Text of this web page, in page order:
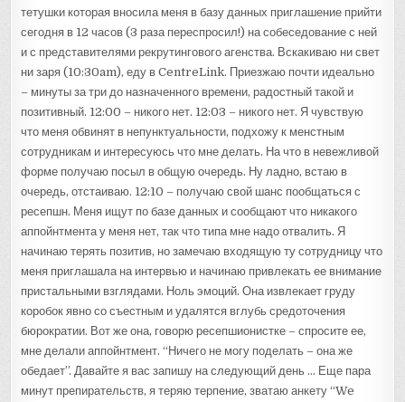
тетушки которая вносила меня в базу данных приглашение прийти
сегодня в 12 часов (3 раза переспросил!) на собеседование с ней
и с представителями рекрутингового агенства. Вскакиваю ни свет
ни заря (10:30am), еду в CentreLink. Приезжаю почти идеально
– минуты за три до назначенного времени, радостный такой и
позитивный. 12:00 – никого нет. 12:03 – никого нет. Я чувствую
что меня обвинят в непунктуальности, подхожу к менстным
сотрудникам и интересуюсь что мне делать. На что в невежливой
форме получаю посыл в общую очередь. Ну ладно, встаю в
очередь, отстаиваю. 12:10 – получаю свой шанс пообщаться с
ресепшн. Меня ищут по базе данных и сообщают что никакого
аппойнтмента у меня нет, так что типа мне надо отвалить. Я
начинаю терять позитив, но замечаю входящую ту сотрудницу что
меня приглашала на интервью и начинаю привлекать ее внимание
пристальными взглядами. Ноль эмоций. Она извлекает груду
коробок явно со съестным и удалятся вглубь средоточения
бюрократии. Вот же она, говорю ресепшионистке – спросите ее,
мне делали аппойнтмент. “Ничего не могу поделать – она же
обедает”. Давайте я вас запишу на следующий день … Еще пара
минут препирательств, я теряю терпение, зватаю анкету “We